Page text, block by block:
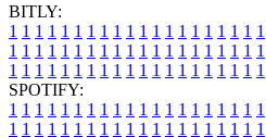
BITLY:
1 1 1 1 1 1 1 1 1 1 1 1 1 1 1 1 1 1 1 1
1 1 1 1 1 1 1 1 1 1 1 1 1 1 1 1 1 1 1 1
1 1 1 1 1 1 1 1 1 1 1 1 1 1 1 1 1 1 1 1
SPOTIFY:
1 1 1 1 1 1 1 1 1 1 1 1 1 1 1 1 1 1 1 1
1 1 1 1 1 1 1 1 1 1 1 1 1 1 1 1 1 1 1 1